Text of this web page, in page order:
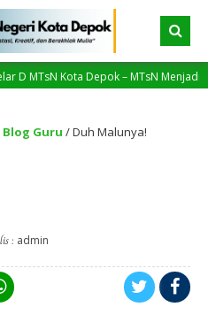
MTsN Kota Depok – MTsN Menjadi
Blog Guru /Duh Malunya!
: admin